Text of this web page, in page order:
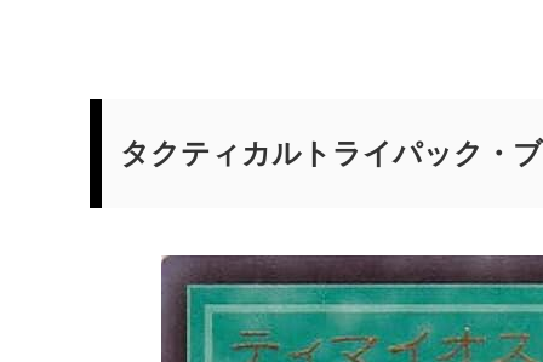
タクティカルトライパック・